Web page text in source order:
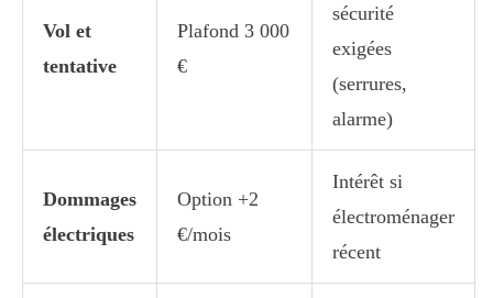
Vol et
tentative
Plafond 3 000
€
sécurité
exigées
(serrures,
alarme)
Dommages
électriques
Option +2
€/mois
Intérêt si
électroménager
récent